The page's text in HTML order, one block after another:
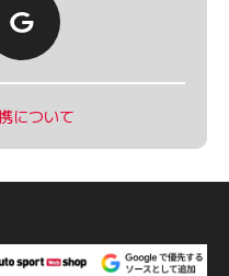
について